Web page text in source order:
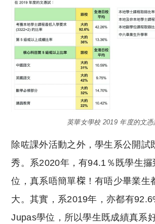
英華女學校 2019 年度的文憑
除咗課外活動之外，學生系公開試
秀。系2020年，有94.1％既學生攞
位，真系唔簡單𣕧！有唔少畢業生
大。其實，系2019年，亦都有
Jupas學位，所以學生既成績真系